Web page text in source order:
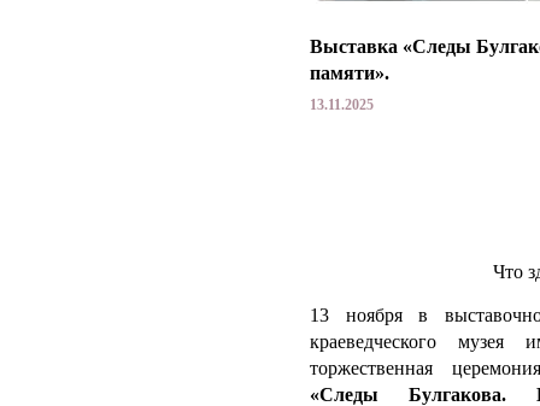
Выставка «Следы
памяти».
13.11.2025
Что
13 ноября в
краеведческого музея
торжественная
«Следы